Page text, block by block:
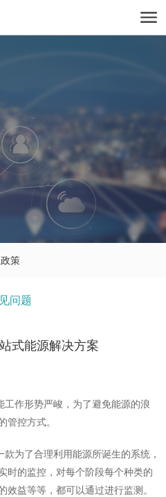
策
问题
式能源解决方案
作形势严峻，为了避免能源的浪
管控方式。
款为了合理利用能源所诞生的系统，
时的监控，对每个阶段每个种类的
益等等，都可以通过进行监测。